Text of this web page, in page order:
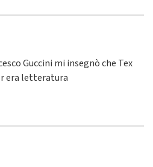
Guccini mi insegnò che Tex
era letteratura